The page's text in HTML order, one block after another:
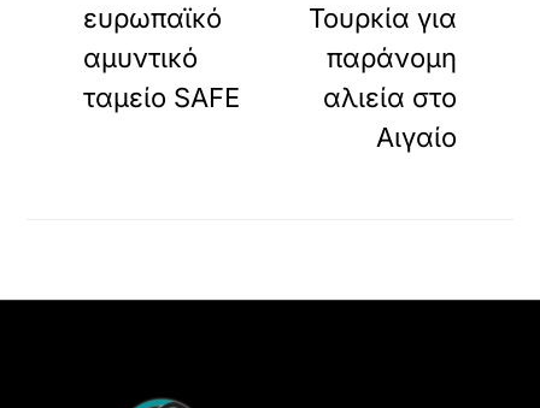
ευρωπαϊκό
αμυντικό
ταμείο SAFE
Τουρκία για
παράνομη
αλιεία στο
Αιγαίο